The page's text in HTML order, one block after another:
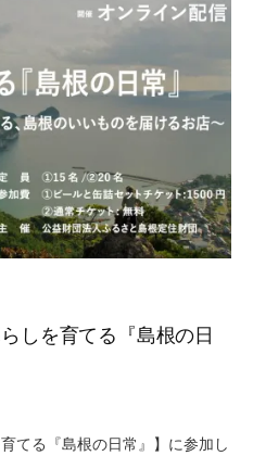
しを育てる『島根の日
てる『島根の日常』】に参加し